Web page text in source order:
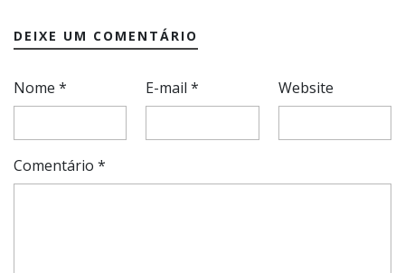
DEIXE UM COMENTÁRIO
Nome * E-mail* Website
Comentário *